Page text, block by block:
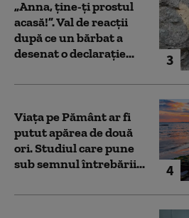
3
„Anna, ţine-ţi prostul
acasă!”. Val de reacții
după ce un bărbat a
desenat o declarație...
4
Viața pe Pământ ar fi
putut apărea de două
ori. Studiul care pune
sub semnul întrebării...